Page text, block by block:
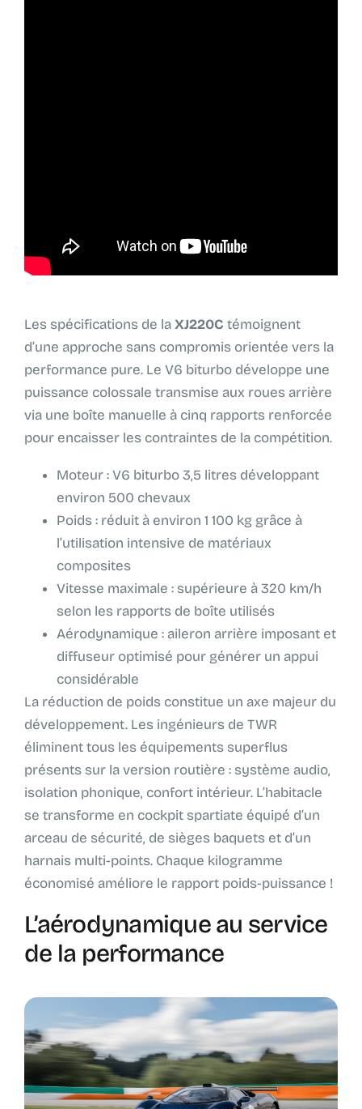
Les spécifications de laXJ220C témoignent
d’une approche sans compromis orientée vers la
performance pure. Le V6 biturbo développe une
puissance colossale transmise aux roues arrière
via une boîte manuelle à cinq rapports renforcée
pour encaisser les contraintes de la compétition.
Moteur : V6 biturbo 3,5 litres développant
environ 500 chevaux
Poids : réduit à environ 1 100 kg grâce à
l’utilisation intensive de matériaux
composites
Vitesse maximale : supérieure à 320 km/h
selon les rapports de boîte utilisés
Aérodynamique : aileron arrière imposant et
diffuseur optimisé pour générer un appui
considérable
La réduction de poids constitue un axe majeur du
développement. Les ingénieurs de TWR
éliminent tous les équipements superflus
présents sur la version routière : système audio,
isolation phonique, confort intérieur. L’habitacle
se transforme en cockpit spartiate équipé d’un
arceau de sécurité, de sièges baquets et d’un
harnais multi-points. Chaque kilogramme
économisé améliore le rapport poids-puissance !
L’aérodynamique au service
de la performance